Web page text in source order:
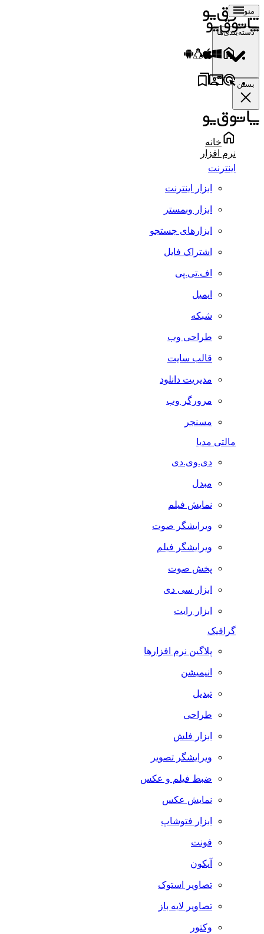
منو
دسته‌بندی‌ها
بستن
خانه
نرم افزار
اینترنت
ابزار اینترنت
ابزار وبمستر
ابزارهای جستجو
اشتراک فایل
اف.تی.پی
ایمیل
شبکه
طراحی وب
قالب سایت
مدیریت دانلود
مرورگر وب
مسنجر
مالتی مدیا
دی.وی.دی
مبدل
نمایش فیلم
ویرایشگر صوت
ویرایشگر فیلم
پخش صوت
ابزار سی دی
ابزار رایت
گرافیک
پلاگین نرم افزارها
انیمیشن
تبدیل
طراحی
ابزار فلش
ویرایشگر تصویر
ضبط فيلم و عكس
نمایش عکس
ابزار فتوشاپ
فونت
آیکون
تصاویر استوک
تصاویر لایه باز
وکتور